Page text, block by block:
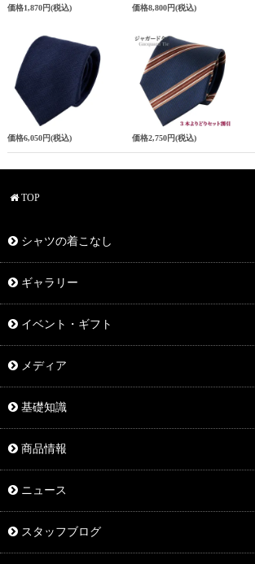
価格1,870円(税込) 価格8,800円(税込)
価格6,050円(税込) 価格2,750円(税込)
TOP
シャツの着こなし
ギャラリー
イベント・ギフト
メディア
基礎知識
商品情報
ニュース
スタッフブログ